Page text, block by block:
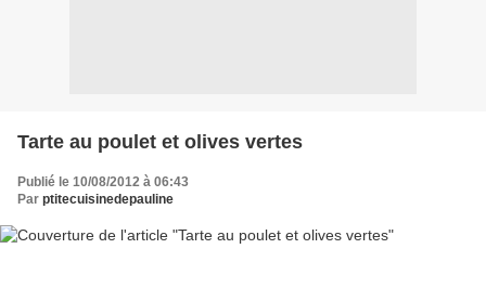
Tarte au poulet et olives vertes
Publié le 10/08/2012 à 06:43
Par ptitecuisinedepauline